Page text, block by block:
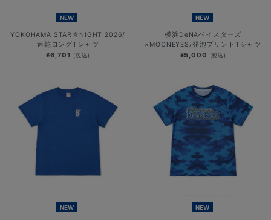
NEW
YOKOHAMA STAR☆NIGHT 2026/
速乾ロングTシャツ
¥6,701 (税込)
NEW
横浜DeNAベイスターズ
×MOONEYES/発泡プリントTシャツ
¥5,000 (税込)
NEW NEW